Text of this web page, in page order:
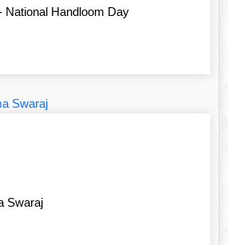
- National Handloom Day
Swaraj